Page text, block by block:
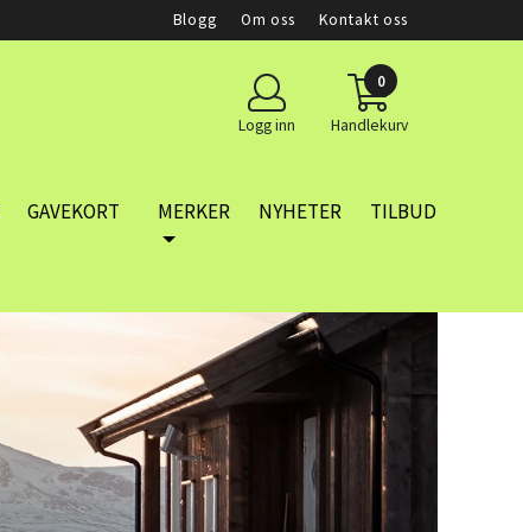
Blogg Om oss Kontakt oss
Logg inn
0
Handlekurv
GAVEKORT MERKER NYHETER TILBUD